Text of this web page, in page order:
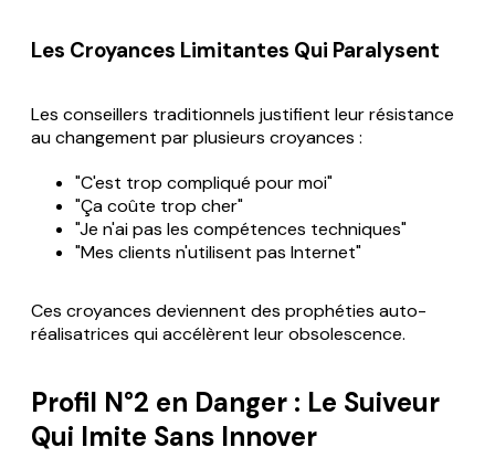
Les Croyances Limitantes Qui Paralysent
Les conseillers traditionnels justifient leur résistance
au changement par plusieurs croyances :
"C'est trop compliqué pour moi"
"Ça coûte trop cher"
"Je n'ai pas les compétences techniques"
"Mes clients n'utilisent pas Internet"
Ces croyances deviennent des prophéties auto-
réalisatrices qui accélèrent leur obsolescence.
Profil N°2 en Danger : Le Suiveur
Qui Imite Sans Innover